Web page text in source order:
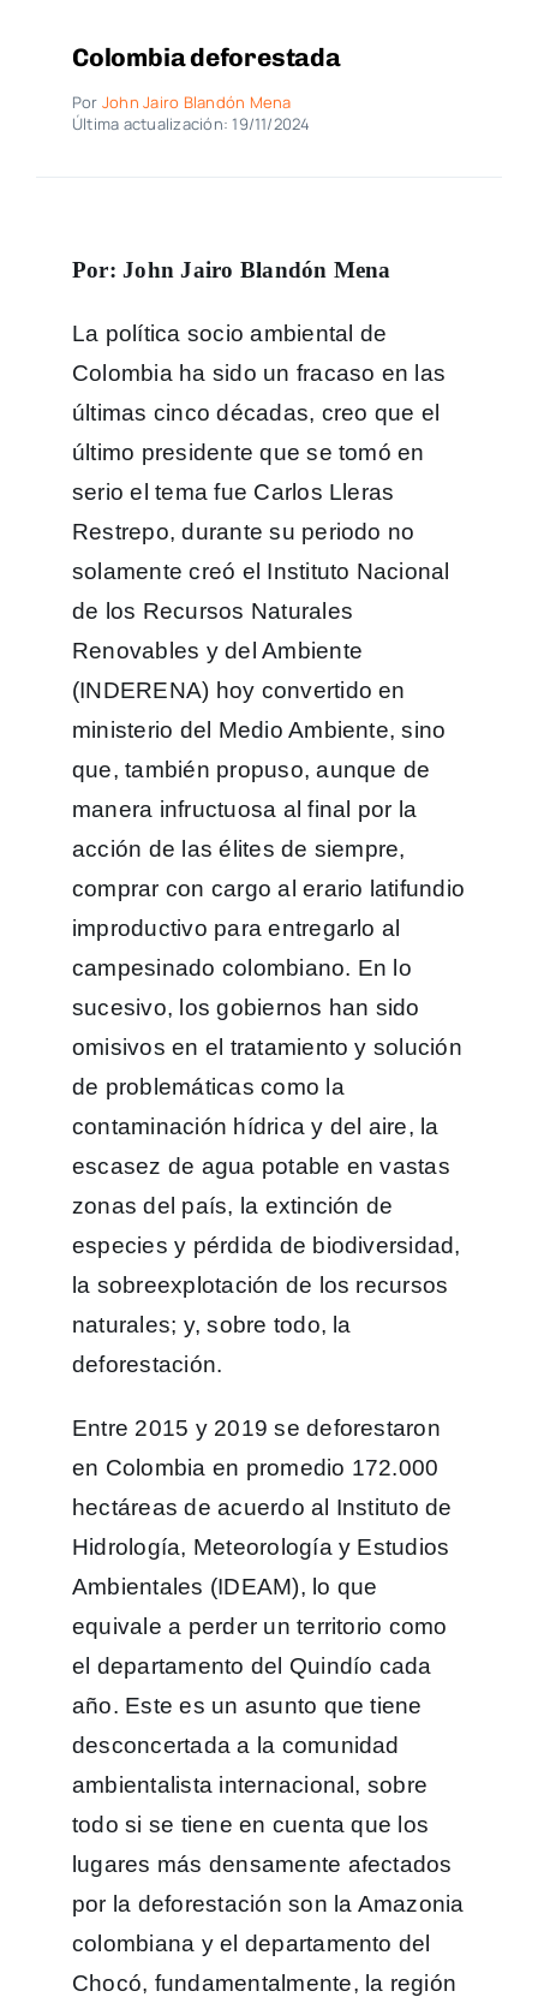
Colombia deforestada
Por John Jairo Blandón Mena
Última actualización: 19/11/2024
Por: John Jairo Blandón Mena
La política socio ambiental de
Colombia ha sido un fracaso en las
últimas cinco décadas, creo que el
último presidente que se tomó en
serio el tema fue Carlos Lleras
Restrepo, durante su periodo no
solamente creó el Instituto Nacional
de los Recursos Naturales
Renovables y del Ambiente
(INDERENA) hoy convertido en
ministerio del Medio Ambiente, sino
que, también propuso, aunque de
manera infructuosa al final por la
acción de las élites de siempre,
comprar con cargo al erario latifundio
improductivo para entregarlo al
campesinado colombiano. En lo
sucesivo, los gobiernos han sido
omisivos en el tratamiento y solución
de problemáticas como la
contaminación hídrica y del aire, la
escasez de agua potable en vastas
zonas del país, la extinción de
especies y pérdida de biodiversidad,
la sobreexplotación de los recursos
naturales; y, sobre todo, la
deforestación.
Entre 2015 y 2019 se deforestaron
en Colombia en promedio 172.000
hectáreas de acuerdo al Instituto de
Hidrología, Meteorología y Estudios
Ambientales (IDEAM), lo que
equivale a perder un territorio como
el departamento del Quindío cada
año. Este es un asunto que tiene
desconcertada a la comunidad
ambientalista internacional, sobre
todo si se tiene en cuenta que los
lugares más densamente afectados
por la deforestación son la Amazonia
colombiana y el departamento del
Chocó, fundamentalmente, la región